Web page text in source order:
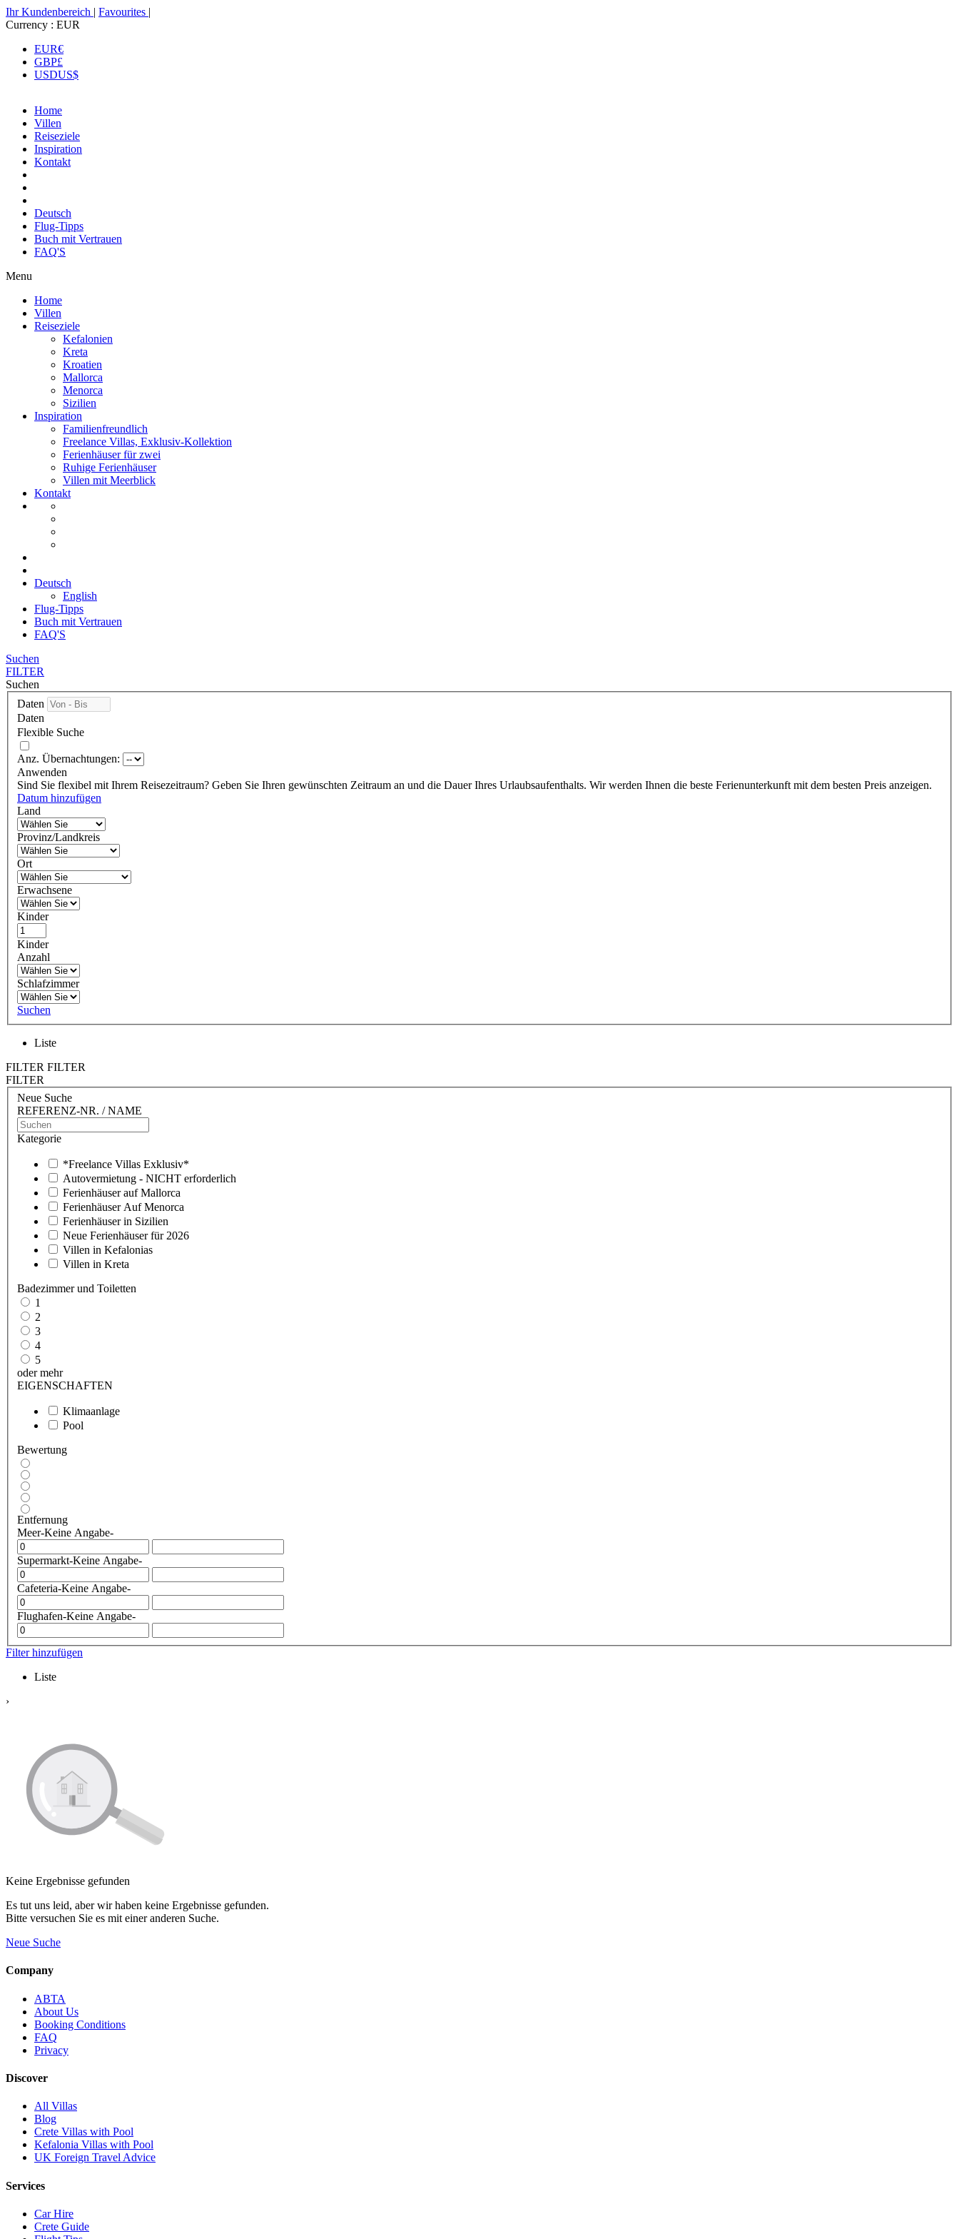
Ihr Kundenbereich | Favourites |
Currency : EUR
EUR€
GBP£
USDUS$
Home
Villen
Reiseziele
Inspiration
Kontakt
Deutsch
Flug-Tipps
Buch mit Vertrauen
FAQ'S
Menu
Home
Villen
Reiseziele
Kefalonien
Kreta
Kroatien
Mallorca
Menorca
Sizilien
Inspiration
Familienfreundlich
Freelance Villas, Exklusiv-Kollektion
Ferienhäuser für zwei
Ruhige Ferienhäuser
Villen mit Meerblick
Kontakt
Deutsch
English
Flug-Tipps
Buch mit Vertrauen
FAQ'S
Suchen
FILTER
Suchen
Daten
Daten
Flexible Suche
Anz. Übernachtungen:
Anwenden
Sind Sie flexibel mit Ihrem Reisezeitraum? Geben Sie Ihren gewünschten Zeitraum an und die Dauer Ihres Urlaubsaufenthalts. Wir werden Ihnen die beste Ferienunterkunft mit dem besten Preis anzeigen.
Datum hinzufügen
Land
Provinz/Landkreis
Ort
Erwachsene
Kinder
Kinder
Anzahl
Schlafzimmer
Suchen
Liste
FILTER FILTER
FILTER
Neue Suche
REFERENZ-NR. / NAME
Kategorie
*Freelance Villas Exklusiv*
Autovermietung - NICHT erforderlich
Ferienhäuser auf Mallorca
Ferienhäuser Auf Menorca
Ferienhäuser in Sizilien
Neue Ferienhäuser für 2026
Villen in Kefalonias
Villen in Kreta
Badezimmer und Toiletten
1
2
3
4
5
oder mehr
EIGENSCHAFTEN
Klimaanlage
Pool
Bewertung
Entfernung
Meer-Keine Angabe-
Supermarkt-Keine Angabe-
Cafeteria-Keine Angabe-
Flughafen-Keine Angabe-
Filter hinzufügen
Liste
›
Keine Ergebnisse gefunden
Es tut uns leid, aber wir haben keine Ergebnisse gefunden.
Bitte versuchen Sie es mit einer anderen Suche.
Neue Suche
Company
ABTA
About Us
Booking Conditions
FAQ
Privacy
Discover
All Villas
Blog
Crete Villas with Pool
Kefalonia Villas with Pool
UK Foreign Travel Advice
Services
Car Hire
Crete Guide